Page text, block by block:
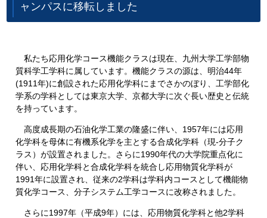
ャンパスに移転しました
私たち応用化学コース機能クラスは現在、九州大学工学部物
質科学工学科に属しています。機能クラスの源は、明治44年
(1911年)に創設された応用化学科にまでさかのぼり、工学部化
学系の学科としては東京大学、京都大学に次ぐ長い歴史と伝統
を持っています。
高度成長期の石油化学工業の隆盛に伴い、1957年には応用
化学科を母体に有機系化学を主とする合成化学科（現-分子ク
ラス）が設置されました。さらに1990年代の大学院重点化に
伴い、応用化学科と合成化学科を統合し応用物質化学科が
1991年に設置され、従来の2学科は学科内コースとして機能物
質化学コース、分子システム工学コースに改称されました。
さらに1997年（平成9年）には、応用物質化学科と他2学科